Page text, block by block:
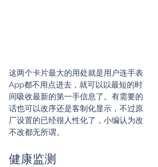
这两个卡片最大的用处就是用户连手表
App都不用点进去，就可以以最短的时
间吸收最新的第一手信息了。有需要的
话也可以改序还是客制化显示，不过原
厂设置的已经很人性化了，小编认为改
不改都无所谓。
健康监测